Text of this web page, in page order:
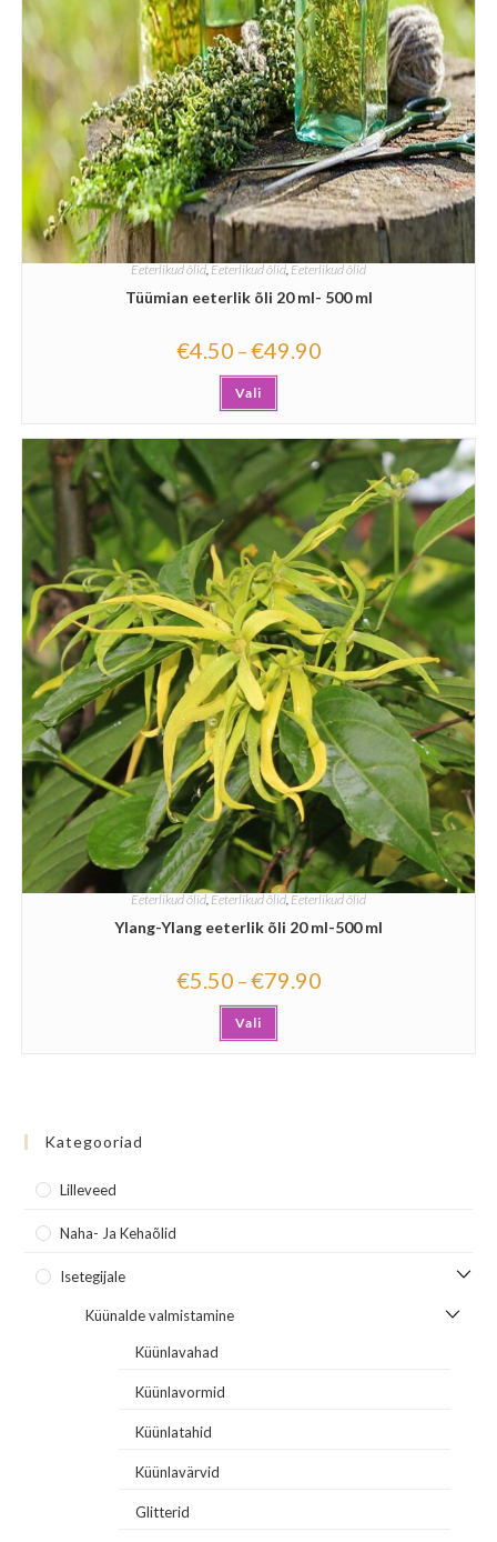
Eeterlikud õlid,Eeterlikud õlid,Eeterlikud õlid
Tüümian eeterlik õli 20 ml- 500 ml
€4.50 –€49.90
Vali
Eeterlikud õlid Eeterlikud õlid Eeterlikud õlid
Ylang-Ylang eeterlik õli 20 ml-500 ml
€5.50 –€79.90
Vali
Kategooriad
Lilleveed
Naha- Ja Kehaõlid
Isetegijale
Küünalde valmistamine
Küünlavahad
Küünlavormid
Küünlatahid
Küünlavärvid
Glitterid